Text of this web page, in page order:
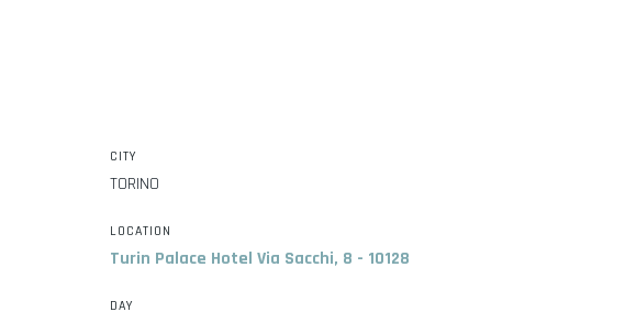
CITY
TORINO
LOCATION
Turin Palace Hotel Via Sacchi, 8 - 10128
DAY